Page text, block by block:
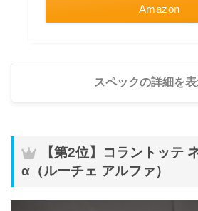
Amazon
スペックの詳細を
カラー
・ブラック
【第2位】コラントッテ
α（ルーチェ アルファ）